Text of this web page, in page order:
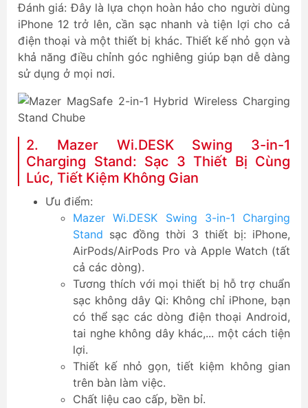
Đánh giá: Đây là lựa chọn hoàn hảo cho người dùng
iPhone 12 trở lên, cần sạc nhanh và tiện lợi cho cả
điện thoại và một thiết bị khác. Thiết kế nhỏ gọn và
khả năng điều chỉnh góc nghiêng giúp bạn dễ dàng
sử dụng ở mọi nơi.
2. Mazer Wi.DESK Swing 3-in-1
Charging Stand: Sạc 3 Thiết Bị Cùng
Lúc, Tiết Kiệm Không Gian
Ưu điểm:
Mazer Wi.DESK Swing 3-in-1 Charging
Stand sạc đồng thời 3 thiết bị: iPhone,
AirPods/AirPods Pro và Apple Watch (tất
cả các dòng).
Tương thích với mọi thiết bị hỗ trợ chuẩn
sạc không dây Qi: Không chỉ iPhone, bạn
có thể sạc các dòng điện thoại Android,
tai nghe không dây khác,... một cách tiện
lợi.
Thiết kế nhỏ gọn, tiết kiệm không gian
trên bàn làm việc.
Chất liệu cao cấp, bền bỉ.